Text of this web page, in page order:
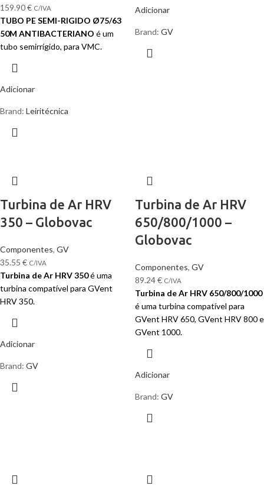
159.90€ C/IVA
TUBO PE SEMI-RIGIDO Ø75/63
50M ANTIBACTERIANO é um
tubo semirrígido, para VMC.
Adicionar
Brand: Leiritécnica
Adicionar
Brand: GV
Turbina de Ar HRV
350 – Globovac
Componentes, GV
35.55 € C/IVA
Turbina de Ar HRV 350é uma
turbina compatível para GVent
HRV 350.
Adicionar
Brand: GV
Turbina de Ar HRV
650/800/1000 –
Globovac
Componentes, GV
89.24€ C/IVA
Turbina de Ar HRV 650/800/1000
é uma turbina compatível para
GVent HRV 650, GVent HRV 800 e
GVent 1000.
Adicionar
Brand: GV